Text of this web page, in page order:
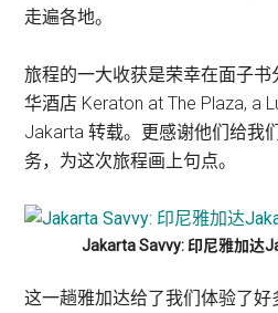
走遍各地。
旅程的一大收获是荣幸在面子书
华酒店 Keraton at The Plaza, a
Jakarta 转载。更感谢他们给我
务，为这次旅程画上句点。
Jakarta Savvy: 印尼雅加达
这一趟雅加达给了我们体验了